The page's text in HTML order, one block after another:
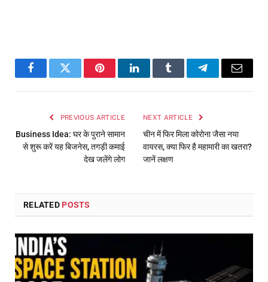
FacebookTwitter PinterestLinkedInTumblr TelegramEmail
PREVIOUS ARTICLE
Business Idea: घर के पुराने सामान
से शुरू करें यह बिजनेस, तगड़ी कमाई
देख जलेंगे लोग
NEXT ARTICLE
चीन में फिर मिला कोरोना जैसा नया
वायरस, क्या फिर है महामारी का खतरा?
जानें लक्षण
RELATED POSTS